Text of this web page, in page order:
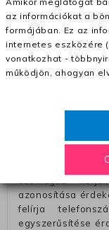
– Szállítás 1700 Ft
– Ingyenes
(+400 Ft utánvétte)
– A kapott termék
számolunk fel
A pénz
értéke eltér 0
azonosítása
felírja
egyszerűsítése
az információkat a
formájában. Ez az
internetes eszközére
vonatkozhat -
működjön, ahogyan